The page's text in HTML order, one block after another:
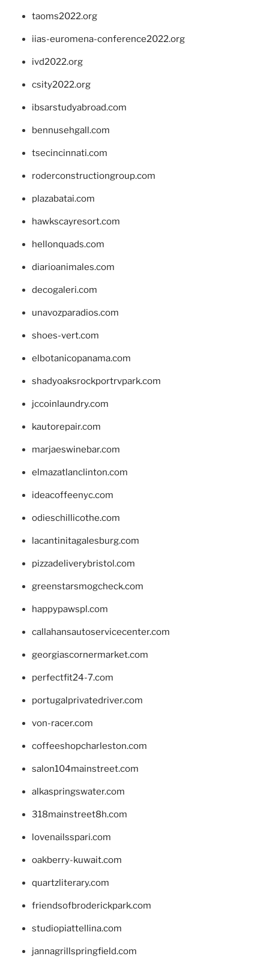
taoms2022.org
iias-euromena-conference2022.org
ivd2022.org
csity2022.org
ibsarstudyabroad.com
bennusehgall.com
tsecincinnati.com
roderconstructiongroup.com
plazabatai.com
hawkscayresort.com
hellonquads.com
diarioanimales.com
decogaleri.com
unavozparadios.com
shoes-vert.com
elbotanicopanama.com
shadyoaksrockportrvpark.com
jccoinlaundry.com
kautorepair.com
marjaeswinebar.com
elmazatlanclinton.com
ideacoffeenyc.com
odieschillicothe.com
lacantinitagalesburg.com
pizzadeliverybristol.com
greenstarsmogcheck.com
happypawspl.com
callahansautoservicecenter.com
georgiascornermarket.com
perfectfit24-7.com
portugalprivatedriver.com
von-racer.com
coffeeshopcharleston.com
salon104mainstreet.com
alkaspringswater.com
318mainstreet8h.com
lovenailsspari.com
oakberry-kuwait.com
quartzliterary.com
friendsofbroderickpark.com
studiopiattellina.com
jannagrillspringfield.com